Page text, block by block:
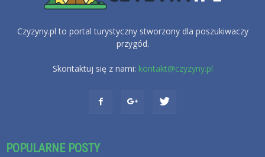
Czyzyny.pl to portal turystyczny stworzony dla poszukiwaczy
przygód.
Skontaktuj się z nami: kontakt@czyzyny.pl
POPULARNE POSTY